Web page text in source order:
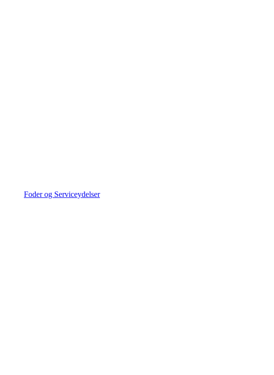
Foder og Serviceydelser